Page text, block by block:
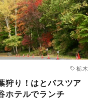
栃木
狩り！はとバスツア
ホテルでランチ